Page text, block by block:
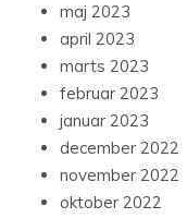
maj 2023
april 2023
marts 2023
februar 2023
januar 2023
december 2022
november 2022
oktober 2022